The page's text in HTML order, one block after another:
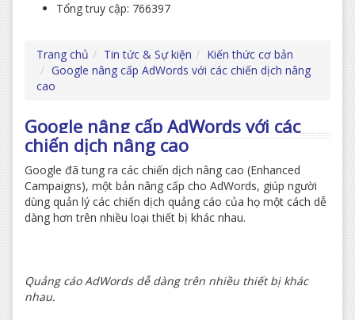
Tổng truy cập: 766397
Trang chủ Tin tức & Sự kiện
Kiến thức cơ bản
Google nâng cấp AdWords với các chiến dịch nâng
cao
Google nâng cấp AdWords với các
chiến dịch nâng cao
Google đã tung ra các chiến dịch nâng cao (Enhanced
Campaigns), một bản nâng cấp cho AdWords, giúp người
dùng quản lý các chiến dịch quảng cáo của họ một cách dễ
dàng hơn trên nhiều loại thiết bị khác nhau.
Quảng cáo AdWords dễ dàng trên nhiều thiết bị khác
nhau.